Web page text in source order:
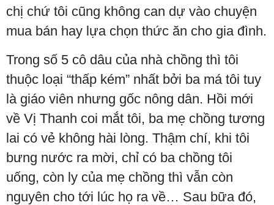
chị chứ tôi cũng không can dự vào chuyện
mua bán hay lựa chọn thức ăn cho gia đình.
Trong số 5 cô dâu của nhà chồng thì tôi
thuộc loại “thấp kém” nhất bởi ba má tôi tuy
là giáo viên nhưng gốc nông dân. Hồi mới
về Vị Thanh coi mắt tôi, ba mẹ chồng tương
lai có vẻ không hài lòng. Thậm chí, khi tôi
bưng nước ra mời, chỉ có ba chồng tôi
uống, còn ly của mẹ chồng thì vẫn còn
nguyên cho tới lúc họ ra về… Sau bữa đó,